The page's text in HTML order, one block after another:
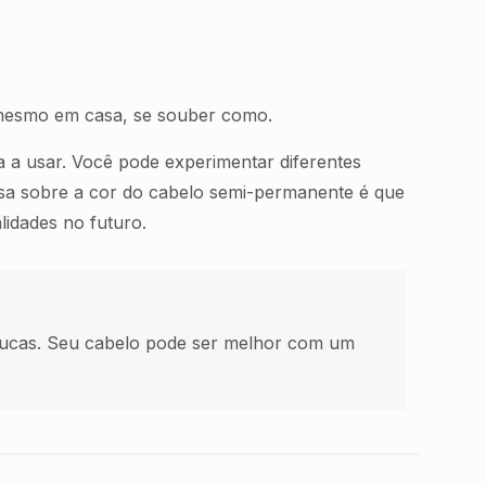
em casa, se souber como.
usar. Você pode experimentar diferentes
sobre a cor do cabelo semi-permanente é que
no futuro.
Seu cabelo pode ser melhor com um